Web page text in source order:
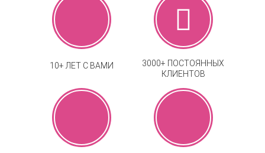
10+ ЛЕТ С ВАМИ
3000+ ПОСТОЯННЫХ
КЛИЕНТОВ